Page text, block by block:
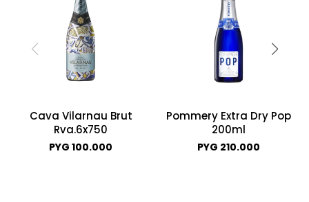
Cava Vilarnau Brut
Rva.6x750
PYG 100.000
Pommery Extra Dry Pop
200ml
PYG 210.000